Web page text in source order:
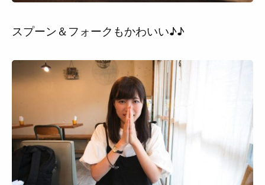
スプーン＆フォークもかわいい♪♪